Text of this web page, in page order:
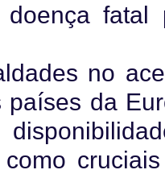
fatal
no
da